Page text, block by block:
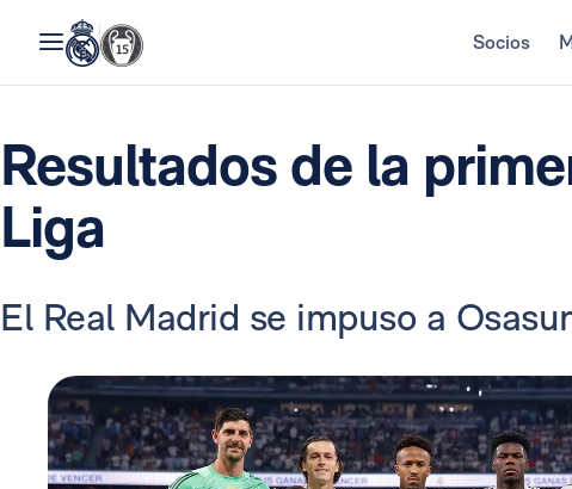
Socios
Resultados de la
Liga
El Real Madrid se impuso a